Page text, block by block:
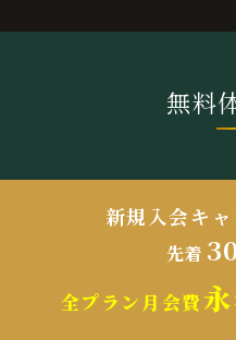
無料
新規入会キ
先着
全プラン月会費